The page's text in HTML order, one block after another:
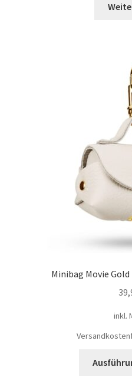
Minibag Movie
inkl.